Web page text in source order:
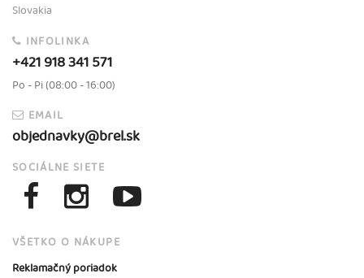
Slovakia
INFOLINKA
+421 918 341 571
Po - Pi (08:00 - 16:00)
EMAIL
objednavky@brel.sk
SOCIÁLNE SIETE
VŠETKO O NÁKUPE
Reklamačný poriadok